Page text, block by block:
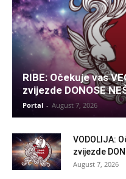
RIBE: Očekuje vas
zvijezde DONOSE
Portal - August 7, 2026
VODOLIJA:
zvijezde
August 7, 2026